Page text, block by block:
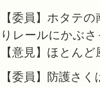
【委員】ホタテ
りレールにかぶ
【意見】ほとん
【委員】防護さ